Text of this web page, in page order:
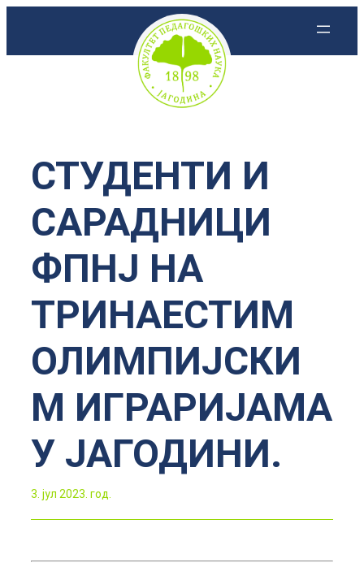
СТУДЕНТИ И
САРАДНИЦИ
ФПНЈ НА
ТРИНАЕСТИМ
ОЛИМПИЈСКИ
М ИГРАРИЈАМА
У ЈАГОДИНИ.
3. јул 2023. год.